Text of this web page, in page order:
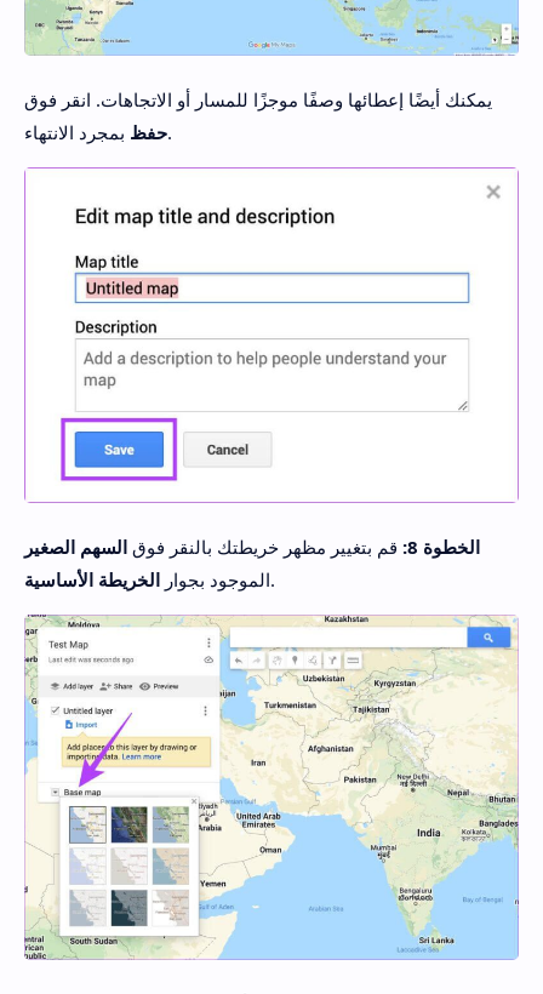
يمكنك أيضًا إعطائها وصفًا موجزًا ​​للمسار أو الاتجاهات. انقر فوق
حفظبمجرد الانتهاء.
الخطوة 8: قم بتغيير مظهر خريطتك بالنقر فوق السهم الصغير
الموجود بجوار الخريطة الأساسية .